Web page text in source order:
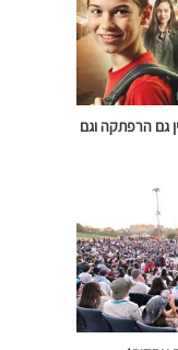
גם הרפתקה וגם